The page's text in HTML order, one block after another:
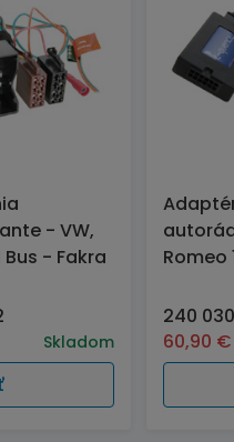
- VW,
- Fakra
Skladom
Romeo
240
60,90 €